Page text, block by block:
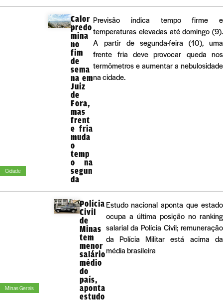
Cidade
Calor
predo
mina
no
fim
de
sema
na em
Juiz
de
Fora,
mas
frent
e fria
muda
o
temp
o na
segun
da
Previsão indica tempo firme e
temperaturas elevadas até domingo (9).
A partir de segunda-feira (10), uma
frente fria deve provocar queda nos
termômetros e aumentar a nebulosidade
na cidade.
Minas Gerais
Polícia
Civil
de
Minas
tem
menor
salário
médio
do
país,
aponta
estudo
Estudo nacional aponta que estado
ocupa a última posição no ranking
salarial da Polícia Civil; remuneração
da Polícia Militar está acima da
média brasileira